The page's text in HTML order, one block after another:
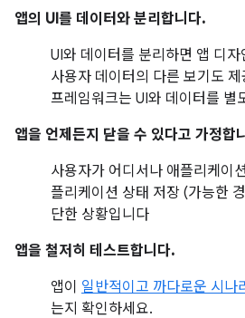
앱의 UI를 데이터와 분리합니다.
UI와 데이터를 분리하면 앱 디
사용자 데이터의 다른 보기도
프레임워크는 UI와 데이터를 별
앱을 언제든지 닫을 수 있다고 가정합
사용자가 어디서나 애플리케이
플리케이션 상태 저장 (가능한
단한 상황입니다
앱을 철저히 테스트합니다.
앱이 일반적이고 까다로운 시나
는지 확인하세요.